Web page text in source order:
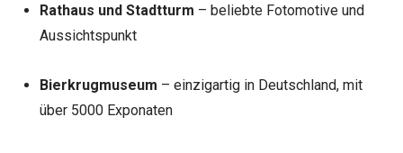
Rathaus und Stadtturm – beliebte Fotomotive und
Aussichtspunkt
Bierkrugmuseum – einzigartig in Deutschland, mit
über 5000 Exponaten